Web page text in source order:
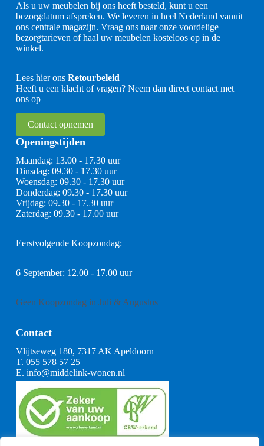
Als u uw meubelen bij ons heeft besteld, kunt u een
bezorgdatum afspreken. We leveren in heel Nederland vanuit
ons centrale magazijn. Vraag ons naar onze voordelige
bezorgtarieven of haal uw meubelen kosteloos op in de
winkel.
Lees hier ons Retourbeleid
Heeft u een klacht of vragen? Neem dan direct contact met
ons op
Contact opnemen
Openingstijden
Maandag: 13.00 - 17.30 uur
Dinsdag: 09.30 - 17.30 uur
Woensdag: 09.30 - 17.30 uur
Donderdag: 09.30 - 17.30 uur
Vrijdag: 09.30 - 17.30 uur
Zaterdag: 09.30 - 17.00 uur
Eerstvolgende Koopzondag:
6 September: 12.00 - 17.00 uur
Geen Koopzondag in Juli & Augustus
Contact
Vlijtseweg 180, 7317 AK Apeldoorn
T. 055 578 57 25
E. info@middelink-wonen.nl